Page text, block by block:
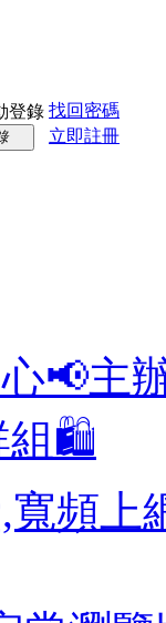
登錄 找回密碼
立即註冊
📢主
組🛍️
寬頻上